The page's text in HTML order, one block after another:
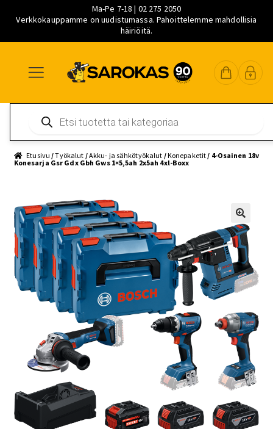
Ma-Pe 7-18 | 02 275 2050
Verkkokauppamme on uudistumassa. Pahoittelemme mahdollisia
häiriöitä.
navigointiin
sisältöön
pääsisältöön
search
Etusivu /Työkalut /Akku- ja sähkötyökalut /Konepaketit / 4-Osainen 18v
Konesarja Gsr Gdx Gbh Gws 1×5,5ah 2x5ah 4xl-Boxx